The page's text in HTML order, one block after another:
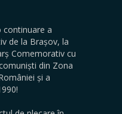
continuare a
de la Brașov, la
Comemorativ cu
din Zona
și a